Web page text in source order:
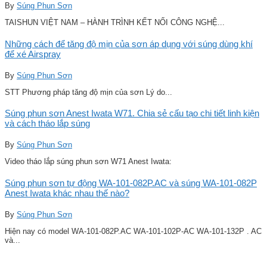
By Súng Phun Sơn
TAISHUN VIỆT NAM – HÀNH TRÌNH KẾT NỐI CÔNG NGHỆ...
Những cách để tăng độ mịn của sơn áp dụng với súng dùng khí
để xé Airspray
By Súng Phun Sơn
STT Phương pháp tăng độ mịn của sơn Lý do...
Súng phun sơn Anest Iwata W71. Chia sẻ cấu tạo chi tiết linh kiện
và cách tháo lắp súng
By Súng Phun Sơn
Video tháo lắp súng phun sơn W71 Anest Iwata:
Súng phun sơn tự động WA-101-082P.AC và súng WA-101-082P
Anest Iwata khác nhau thế nào?
By Súng Phun Sơn
Hiện nay có model WA-101-082P.AC WA-101-102P-AC WA-101-132P . AC
và...